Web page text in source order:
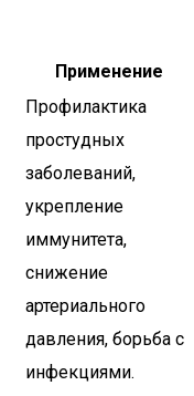
Применение
Профилактика
простудных
заболеваний,
укрепление
иммунитета,
снижение
артериального
давления, борьба с
инфекциями.